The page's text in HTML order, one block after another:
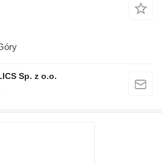
Sp. z o.o.